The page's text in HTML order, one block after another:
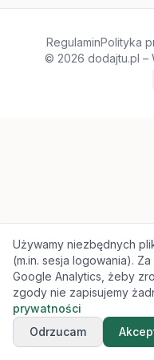
RegulaminPolityka
© 2026 dodajtu.pl –
Używamy niezbędnych
(m.in. sesja logowania).
Google Analytics, żeby
zgody nie zapisujemy
prywatności
Odrzucam